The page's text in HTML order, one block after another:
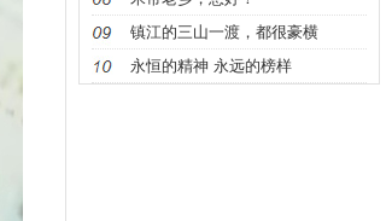
镇江的三山一渡，都很豪横
永恒的精神 永远的榜样